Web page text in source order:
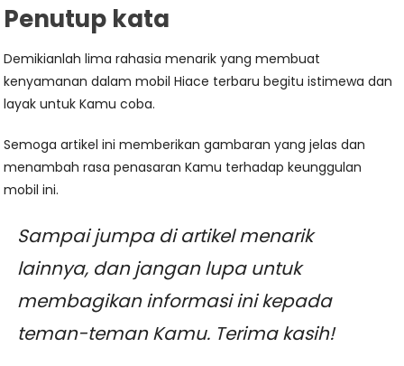
Penutup kata
Demikianlah lima rahasia menarik yang membuat
kenyamanan dalam mobil Hiace terbaru begitu istimewa dan
layak untuk Kamu coba.
Semoga artikel ini memberikan gambaran yang jelas dan
menambah rasa penasaran Kamu terhadap keunggulan
mobil ini.
Sampai jumpa di artikel menarik
lainnya, dan jangan lupa untuk
membagikan informasi ini kepada
teman-teman Kamu. Terima kasih!